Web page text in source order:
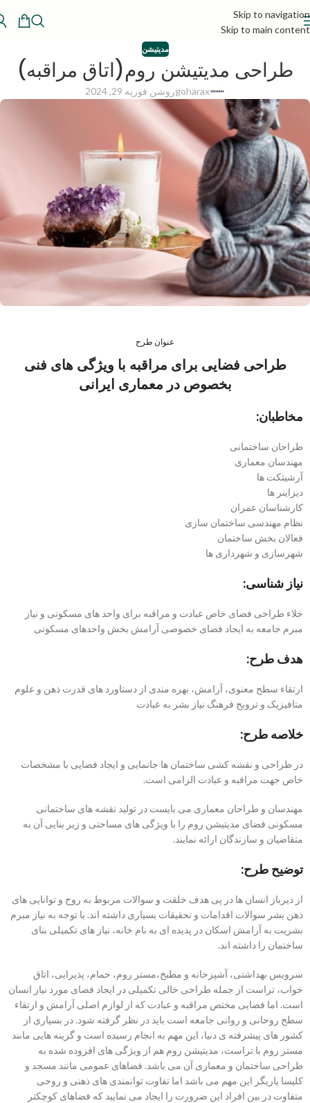
Skip to navigation
Skip to main content
مدیتیشن
طراحی مدیتیشن روم(اتاق مراقبه)
goharaxروشن فوریه 29, 2024
عنوان طرح
طراحی فضایی برای مراقبه با ویژگی های فنی
بخصوص در معماری ایرانی
مخاطبان:
طراحان ساختمانی
مهندسان معماری
آرشیتکت ها
دیزاینر ها
کارشناسان عمران
نظام مهندسی ساختمان سازی
فعالان بخش ساختمان
شهرسازی و شهرداری ها
نیاز شناسی:
خلاء طراحی فضای خاص عبادت و مراقبه برای واحد های مسکونی و نیاز
مبرم جامعه به ایجاد فضای خصوصی آرامش بخش واحدهای مسکونی
هدف طرح:
ارتقاء سطح معنوی، آرامش، بهره مندی از دستاورد های قدرت ذهن و علوم
متافیزیک و ترویج فرهنگ نیاز بشر به عبادت
خلاصه طرح:
در طراحی و نقشه کشی ساختمان ها جانمایی و ایجاد فضایی با مشخصات
خاص جهت مراقبه و عبادت الزامی است.
مهندسان و طراحان معماری می بایست در تولید نقشه های ساختمانی
مسکونی فضای مدیتیشن روم را با ویژگی های مساحتی و زیر بنایی آن به
متقاضیان و سازندگان ارائه نمایند.
توضیح طرح:
از دیرباز انسان ها در پی هدف خلقت و سوالات مربوط به روح و توانایی های
ذهن بشر سوالات اقدامات و تحقیقات بسیاری داشته اند. با توجه به نیاز مبرم
بشریت به آرامش اسکان در پدیده ای به نام خانه، نیاز های تکمیلی بنای
ساختمان را داشته اند.
سرویس بهداشتی، آشپزخانه و مطبخ،مستر روم، حمام، پذیرایی، اتاق
خواب، تراست از جمله طراحی خالی تکمیلی در ایجاد فضای مورد نیاز انسان
است. اما فضایی مختص مراقبه و عبادت که از لوازم اصلی آرامش و ارتقاء
سطح روحانی و روانی جامعه است باید در نظر گرفته شود. در بسیاری از
کشور های پیشرفته ی دنیا، این مهم به انجام رسیده است و گزینه هایی مانند
مستر روم با تراست، مدیتیشن روم هم از ویژگی های افزوده شده به
طراحی ساختمان و معماری آن می باشد. فضاهای عمومی مانند مسجد و
کلیسا یاریگر این مهم می باشد اما تفاوت توانمندی های ذهنی و روحی
متفاوت در بین افراد این ضرورت را ایجاد می نمایید که فضاهای کوچکتر